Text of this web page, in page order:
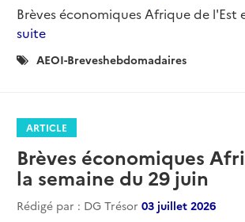
Brèves économiques Afrique de
suite
Catégories
AEOI-Breveshebdomadaires
ARTICLE
Brèves économiques
la semaine du 29 juin
Rédigé par : DG Trésor 03 juillet 2026